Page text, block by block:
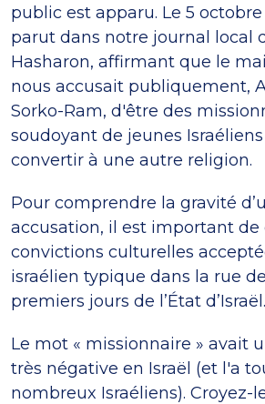
public est apparu. Le 5
parut dans notre journal local
Hasharon, affirmant que le
nous accusait publiquement,
Sorko-Ram, d'être des
soudoyant de jeunes
convertir à une autre religion.
Pour comprendre la gravité
accusation, il est important de
convictions culturelles
israélien typique dans la rue
premiers jours de l’État d’Israël.
Le mot « missionnaire » avait
très négative en Israël (et l'a
nombreux Israéliens). Croyez-